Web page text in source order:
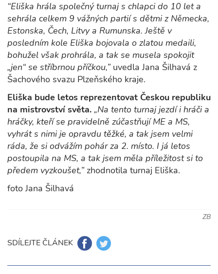
“Eliška hrála společný turnaj s chlapci do 10 let a
sehrála celkem 9 vážných partií s dětmi z Německa,
Estonska, Čech, Litvy a Rumunska. Ještě v
posledním kole Eliška bojovala o zlatou medaili,
bohužel však prohrála, a tak se musela spokojit
„jen“ se stříbrnou příčkou,” uvedla Jana Šilhavá z
Šachového svazu Plzeňského kraje.
Eliška bude letos reprezentovat Českou republiku
na mistrovství světa. „Na tento turnaj jezdí i hráči a
hráčky, kteří se pravidelně zúčastňují ME a MS,
vyhrát s nimi je opravdu těžké, a tak jsem velmi
ráda, že si odvážím pohár za 2. místo. I já letos
postoupila na MS, a tak jsem měla příležitost si to
předem vyzkoušet,” zhodnotila turnaj Eliška.
foto Jana Šilhavá
ZB
SDÍLEJTE ČLÁNEK